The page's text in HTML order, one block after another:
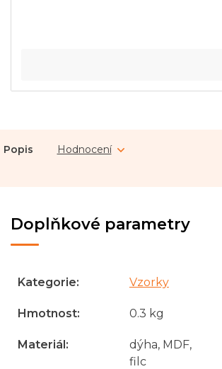
Popis Hodnocení
Doplňkové parametry
Kategorie: Vzorky
Hmotnost: 0.3 kg
Materiál:
dýha, MDF,
filc